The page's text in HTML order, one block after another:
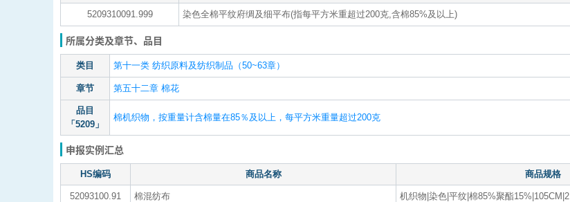
5209310091.999 染色全棉平纹府绸及细平布(指每平方米重超过200克,含棉85%及以上)
所属分类及章节、品目
类目 第十一类 纺织原料及纺织制品（50~63章）
章节 第五十二章 棉花
品目
「5209」
棉机织物，按重量计含棉量在85％及以上，每平方米重量超过200克
申报实例汇总
HS编码 商品名称 商品规格
52093100.91 棉混纺布 机织物|染色|平纹|棉85%聚酯15%|105CM|2